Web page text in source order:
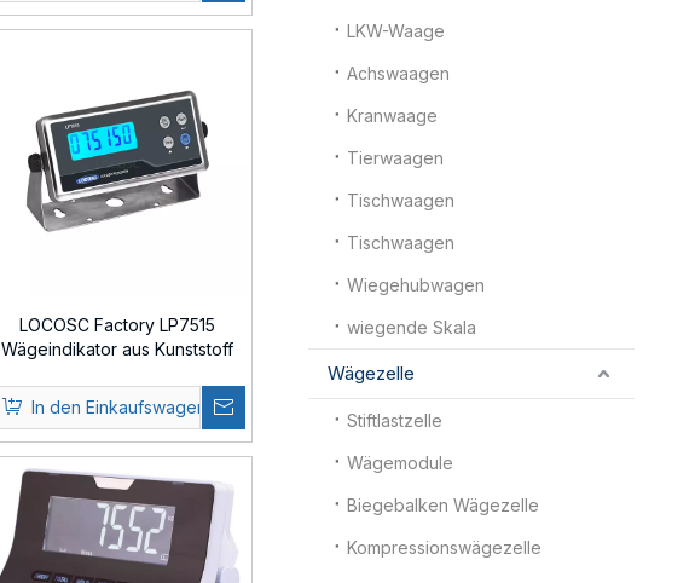
LOCOSC Factory LP7515
Wägeindikator aus Kunststoff
In den Einkaufswagen
LKW-Waage
Achswaagen
Kranwaage
Tierwaagen
Tischwaagen
Tischwaagen
Wiegehubwagen
wiegende Skala
Wägezelle
Stiftlastzelle
Wägemodule
Biegebalken Wägezelle
Kompressionswägezelle